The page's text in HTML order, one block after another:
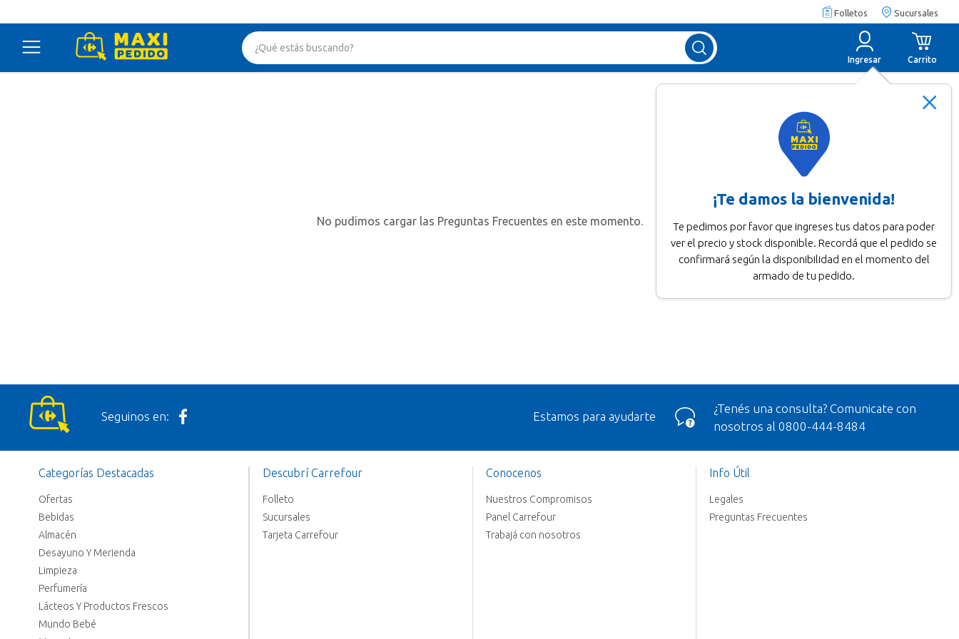
Folletos Sucursales
Ingresar Carrito
¡Te damos la bienvenida!
Te pedimos por favor que ingreses tus datos para poder
ver el precio y stock disponible. Recordá que el pedido se
confirmará según la disponibilidad en el momento del
armado de tu pedido.
No pudimos cargar las Preguntas Frecuentes en este momento.
Seguinos en: Estamos para ayudarte
¿Tenés una consulta? Comunicate con
nosotros al 0800-444-8484
Categorías Destacadas
Ofertas
Bebidas
Almacén
Desayuno Y Merienda
Limpieza
Perfumería
Lácteos Y Productos Frescos
Mundo Bebé
Descubrí Carrefour
Folleto
Sucursales
Tarjeta Carrefour
Conocenos
Nuestros Compromisos
Panel Carrefour
Trabajá con nosotros
Info Útil
Legales
Preguntas Frecuentes